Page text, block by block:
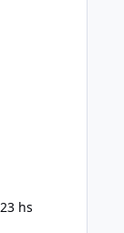
23 hs